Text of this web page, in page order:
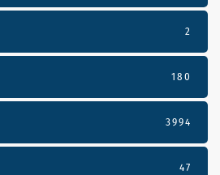
2
180
3994
47